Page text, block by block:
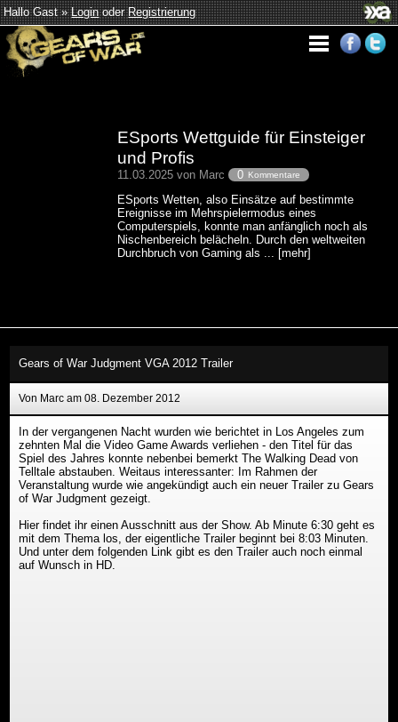
Hallo Gast »LoginoderRegistrierung
ESports Wettguide für Einsteiger
und Profis
11.03.2025 von Marc 0 Kommentare
ESports Wetten, also Einsätze auf bestimmte
Ereignisse im Mehrspielermodus eines
Computerspiels, konnte man anfänglich noch als
Nischenbereich belächeln. Durch den weltweiten
Durchbruch von Gaming als ... [mehr]
Gears of War Judgment VGA 2012 Trailer
Von Marc am 08. Dezember 2012
In der vergangenen Nacht wurden wie berichtet in Los Angeles zum
zehnten Mal die Video Game Awards verliehen - den Titel für das
Spiel des Jahres konnte nebenbei bemerkt The Walking Dead von
Telltale abstauben. Weitaus interessanter: Im Rahmen der
Veranstaltung wurde wie angekündigt auch ein neuer Trailer zu Gears
of War Judgment gezeigt.
Hier findet ihr einen Ausschnitt aus der Show. Ab Minute 6:30 geht es
mit dem Thema los, der eigentliche Trailer beginnt bei 8:03 Minuten.
Und unter dem folgenden Link gibt es den Trailer auch noch einmal
auf Wunsch in HD.